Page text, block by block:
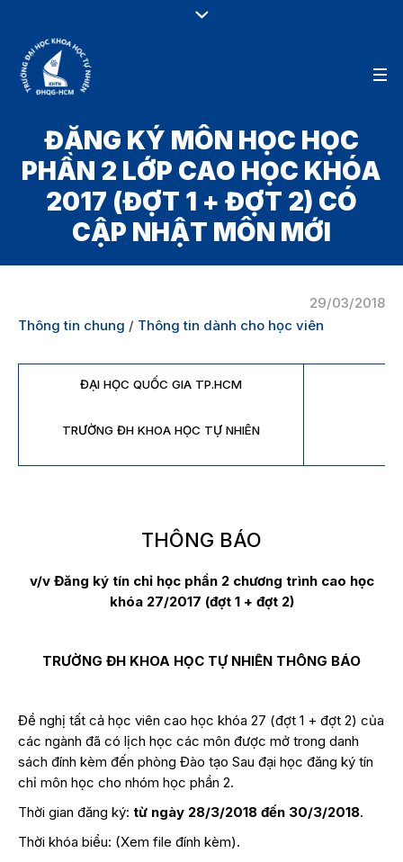
ĐĂNG KÝ MÔN HỌC HỌC
PHẦN 2 LỚP CAO HỌC KHÓA
2017 (ĐỢT 1 + ĐỢT 2) CÓ
CẬP NHẬT MÔN MỚI
29/03/2018
Thông tin chung / Thông tin dành cho học viên
ĐẠI HỌC QUỐC GIA TP.HCM
TRƯỜNG ĐH KHOA HỌC TỰ NHIÊN
THÔNG BÁO
v/v Đăng ký tín chỉ học phần 2 chương trình cao học
khóa 27/2017 (đợt 1 + đợt 2)
TRƯỜNG ĐH KHOA HỌC TỰ NHIÊN THÔNG BÁO
Đề nghị tất cả học viên cao học khóa 27 (đợt 1 + đợt 2) của
các ngành đã có lịch học các môn được mở trong danh
sách đính kèm đến phòng Đào tạo Sau đại học đăng ký tín
chỉ môn học cho nhóm học phần 2.
Thời gian đăng ký: từ ngày 28/3/2018 đến 30/3/2018.
Thời khóa biểu: (Xem file đính kèm).